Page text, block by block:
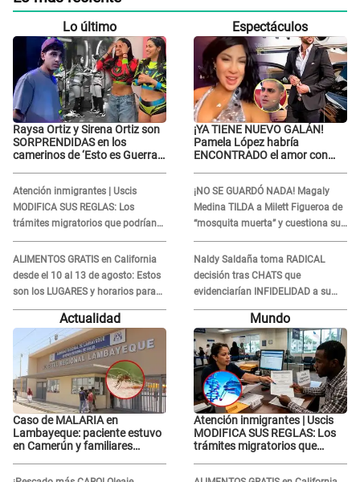
Lo último
Raysa Ortiz y Sirena Ortiz son
SORPRENDIDAS en los
camerinos de ‘Esto es Guerra’
Gabriel Moisés: “Gracias”
Atención inmigrantes | Uscis
MODIFICA SUS REGLAS: Los
trámites migratorios que podrían
necesitar tu prueba de ADN
ALIMENTOS GRATIS en California
desde el 10 al 13 de agosto: Estos
son los LUGARES y horarios para
recibir la ayuda
Espectáculos
¡YA TIENE NUEVO GALÁN!
Pamela López habría
ENCONTRADO el amor con
¡NO SE GUARDÓ NADA! Magaly
Medina TILDA a Milett Figueroa de
“mosquita muerta” y cuestiona su
RECONCILIACIÓN con Marcelo
Tinelli en TV argentina
Naldy Saldaña toma RADICAL
decisión tras CHATS que
evidenciarían INFIDELIDAD a su
novio con animador de 'La Bella
Luz': "Un día..."
Actualidad
Caso de MALARIA en
Lambayeque: paciente estuvo
en Camerún y familiares
Mundo
Atención inmigrantes | Uscis
MODIFICA SUS REGLAS: Los
trámites migratorios que